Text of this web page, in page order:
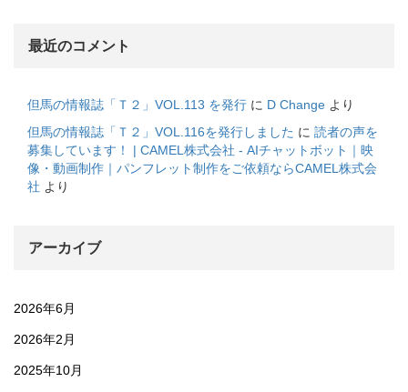
最近のコメント
但馬の情報誌「Ｔ２」VOL.113 を発行 に D Change より
但馬の情報誌「Ｔ２」VOL.116を発行しました に 読者の声を
募集しています！ | CAMEL株式会社 - AIチャットボット｜映
像・動画制作｜パンフレット制作をご依頼ならCAMEL株式会
社 より
アーカイブ
2026年6月
2026年2月
2025年10月